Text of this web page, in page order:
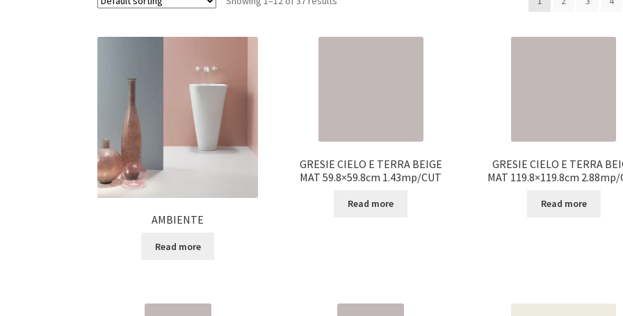
AMBIENTE
Read more
GRESIE CIELO E TERRA BEIGE
MAT 59.8×59.8cm 1.43mp/CUT
Read more
GRESIE CIELO E TERRA
MAT 119.8×119.8cm 2.88mp/
Read more